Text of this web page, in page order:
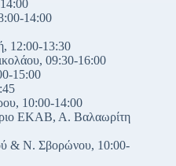
14:00
12:00-13:30
09:30-16:00
15:00
10:00-14:00
ΕΚΑΒ, Α. Βαλαωρίτη
& Ν. Σβορώνου, 10:00-